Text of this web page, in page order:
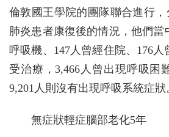
倫敦國王學院的團隊聯合進行，
肺炎患者康復後的情況，他們當
呼吸機、147人曾經住院、176
受治療，3,466人曾出現呼吸困
9,201人則沒有出現呼吸系統症狀
無症狀輕症腦部老化5年